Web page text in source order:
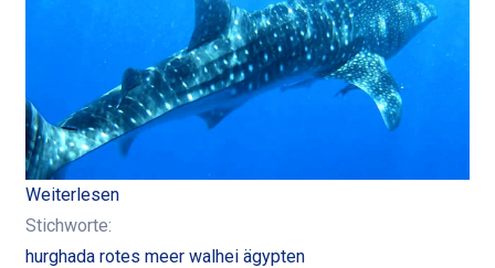
Weiterlesen
Stichworte:
hurghada rotes meer walhei ägypten